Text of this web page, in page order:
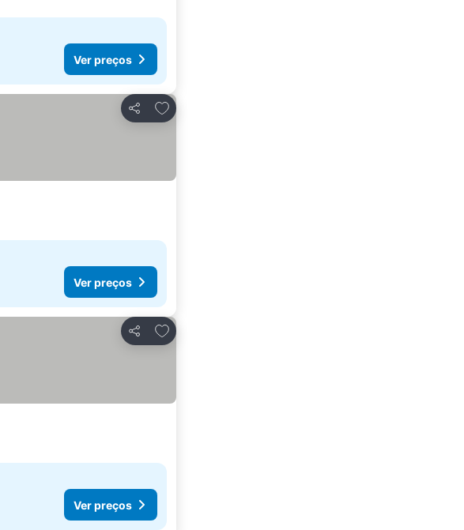
Ver preços
Partilhar
Adicionar aos favoritos
Ver preços
Partilhar
Adicionar aos favoritos
Ver preços